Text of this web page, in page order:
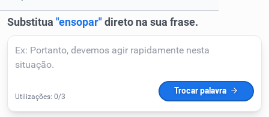
Resumir Texto
Corrigir Texto
Detector de IA